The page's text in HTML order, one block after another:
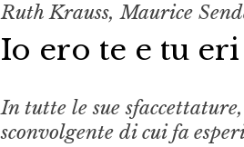
Ruth Krauss, Maurice
Io ero te e tu
In tutte le sue
sconvolgente di cui fa